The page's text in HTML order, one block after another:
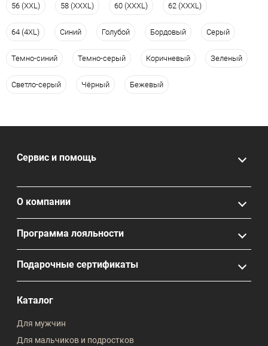
56 (XXL) 58 (XXXL) 60 (XXXL) 62 (XXXL)
64 (4XL) Синий Голубой Бордовый Серый
Темно-синий Темно-серый Коричневый Зеленый
Светло-серый Чёрный Бежевый
Сервис и помощь
О компании
Программа лояльности
Подарочные сертификаты
Каталог
Для мужчин
Для мальчиков и подростков